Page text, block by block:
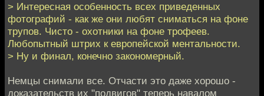
> Интересная особенность всех приведенных
фотографий - как же они любят сниматься на фоне
трупов. Чисто - охотники на фоне трофеев.
Любопытный штрих к европейской ментальности.
> Ну и финал, конечно закономерный.
Немцы снимали все. Отчасти это даже хорошо -
доказательств их "подвигов" теперь навалом